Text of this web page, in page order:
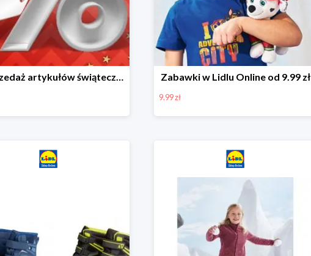
Wyprzedaż artykułów świątecznych w Lidlu Online Zabawki w Lidlu Online od 9.99 zł
9.99 zł